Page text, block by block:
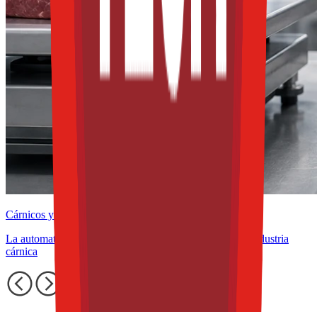
Cárnicos y alternativas plant-based
La automatización como aliada de la rentabilidad en la industria
cárnica